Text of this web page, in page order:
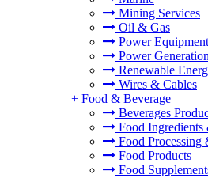
Mining Services
Oil & Gas
Power Equipment
Power Generation
Renewable
Wires & Cables
+ Food & Beverage
Beverages
Food
Food Processing
Food Products
Food